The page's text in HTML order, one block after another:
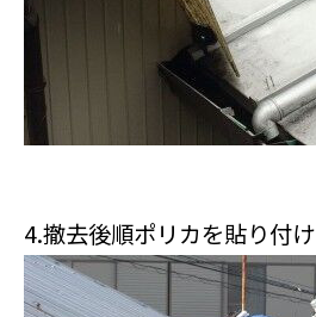
4.撤去後順ポリカを貼り付け